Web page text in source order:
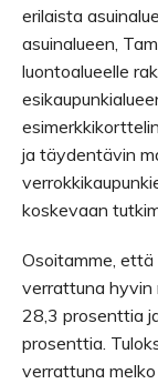
erilaista
asuinalueen,
luontoalueelle
ja täydentävin
koskevaan
Osoitamme,
verrattuna hyvin
28,3 prosenttia
prosenttia.
verrattuna